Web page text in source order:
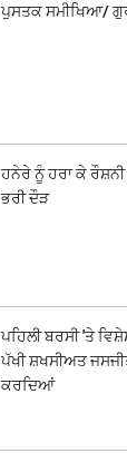
ਪੁਸਤਕ ਸਮੀਖਿਆ/
ਹਨੇਰੇ ਨੂੰ ਹਰਾ ਕੇ
ਭਰੀ ਦੌੜ
ਪਹਿਲੀ ਬਰਸੀ 'ਤੇ
ਪੱਖੀ ਸ਼ਖਸੀਅਤ
ਕਰਦਿਆਂ